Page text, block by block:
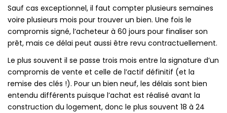
Sauf cas exceptionnel, il faut compter plusieurs semaines
voire plusieurs mois pour trouver un bien. Une fois le
compromis signé, l’acheteur à 60 jours pour finaliser son
prêt, mais ce délai peut aussi être revu contractuellement.
Le plus souvent il se passe trois mois entre la signature d’un
compromis de vente et celle de l’actif définitif (et la
remise des clés !). Pour un bien neuf, les délais sont bien
entendu différents puisque l’achat est réalisé avant la
construction du logement, donc le plus souvent 18 à 24